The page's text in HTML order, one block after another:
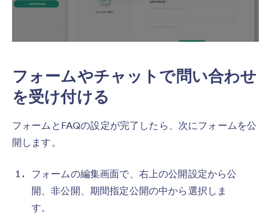
フォームやチャットで問い合わせ
を受け付ける
フォームとFAQの設定が完了したら、次にフォームを公
開します。
フォームの編集画面で、右上の公開設定から公
開、非公開、期間指定公開の中から選択しま
す。